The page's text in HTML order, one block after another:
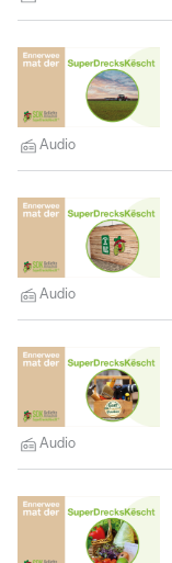
Audio
Audio
Audio